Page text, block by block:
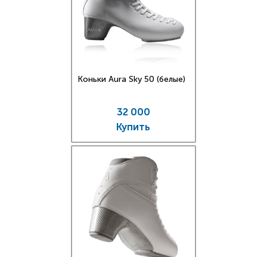
Коньки Aura Sky 50 (белые)
32 000
Купить